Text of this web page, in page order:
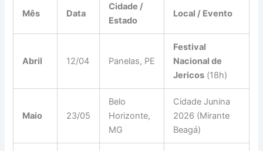
Mês Data
Cidade /
Estado
Local / Evento
Abril 12/04 Panelas, PE
Festival
Nacional de
Jericos (18h)
Maio 23/05
Belo
Horizonte,
MG
Cidade Junina
2026 (Mirante
Beagá)